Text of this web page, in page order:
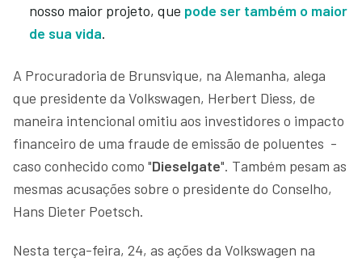
nosso maior projeto, que pode ser também o maior
de sua vida.
A Procuradoria de Brunsvique, na Alemanha, alega
que presidente da Volkswagen, Herbert Diess, de
maneira intencional omitiu aos investidores o impacto
financeiro de uma fraude de emissão de poluentes -
caso conhecido como "Dieselgate". Também pesam as
mesmas acusações sobre o presidente do Conselho,
Hans Dieter Poetsch.
Nesta terça-feira, 24, as ações da Volkswagen na